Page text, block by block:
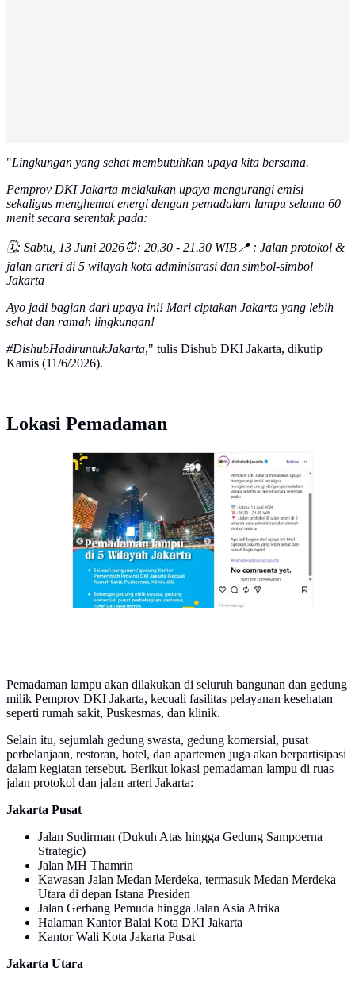
"Lingkungan yang sehat membutuhkan upaya kita bersama.
Pemprov DKI Jakarta melakukan upaya mengurangi emisi
sekaligus menghemat energi dengan pemadalam lampu selama 60
menit secara serentak pada:
🗓️: Sabtu, 13 Juni 2026⏰: 20.30 - 21.30 WIB📍 : Jalan protokol &
jalan arteri di 5 wilayah kota administrasi dan simbol-simbol
Jakarta
Ayo jadi bagian dari upaya ini! Mari ciptakan Jakarta yang lebih
sehat dan ramah lingkungan!
#DishubHadiruntukJakarta," tulis Dishub DKI Jakarta, dikutip
Kamis (11/6/2026).
Lokasi Pemadaman
Dinas Perhubungan (Dishub) DKI Jakarta umumkan
pemadaman lampu selama 60 menit atau 1 jam serentak
pada Sabtu 13 Juni 2026. (Instagram
@dishubdkijakarta)
Pemadaman lampu akan dilakukan di seluruh bangunan dan gedung
milik Pemprov DKI Jakarta, kecuali fasilitas pelayanan kesehatan
seperti rumah sakit, Puskesmas, dan klinik.
Selain itu, sejumlah gedung swasta, gedung komersial, pusat
perbelanjaan, restoran, hotel, dan apartemen juga akan berpartisipasi
dalam kegiatan tersebut. Berikut lokasi pemadaman lampu di ruas
jalan protokol dan jalan arteri Jakarta:
Jakarta Pusat
Jalan Sudirman (Dukuh Atas hingga Gedung Sampoerna
Strategic)
Jalan MH Thamrin
Kawasan Jalan Medan Merdeka, termasuk Medan Merdeka
Utara di depan Istana Presiden
Jalan Gerbang Pemuda hingga Jalan Asia Afrika
Halaman Kantor Balai Kota DKI Jakarta
Kantor Wali Kota Jakarta Pusat
Jakarta Utara